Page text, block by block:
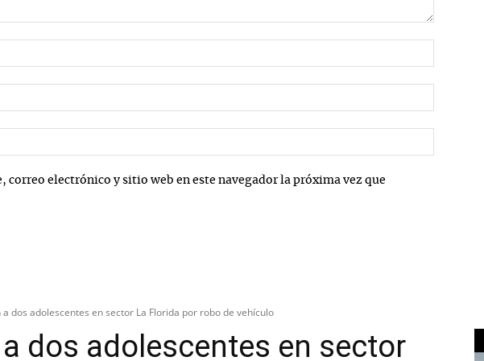
correo electrónico y sitio web en este navegador la próxima vez que